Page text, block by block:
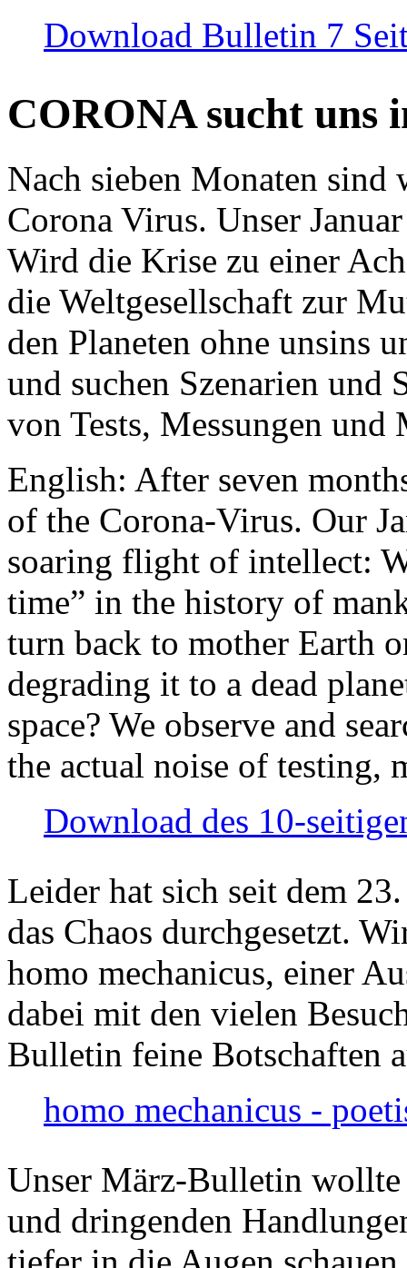
Download Bulletin 7
CORONA sucht uns
Nach sieben Monaten
Corona Virus. Unser
Wird die Krise zu einer
die Weltgesellschaft zur
den Planeten ohne unsins
und suchen Szenarien und
von Tests, Messungen und
English: After seven
of the Corona-Virus. Our
soaring flight of intellect:
time” in the history of
turn back to mother Earth
degrading it to a dead
space? We observe and
the actual noise of testing,
Download des 10-
Leider hat sich seit dem
das Chaos durchgesetzt.
homo mechanicus, einer
dabei mit den vielen
Bulletin feine Botschaften
homo mechanicus -
Unser März-Bulletin
und dringenden